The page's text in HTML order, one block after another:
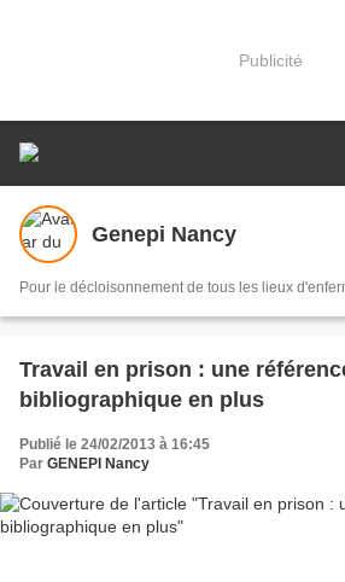
Publicité
Genepi Nancy
Pour le décloisonnement de tous les lieux
Travail en prison : une
bibliographique en plus
Publié le 24/02/2013 à 16:45
Par GENEPI Nancy